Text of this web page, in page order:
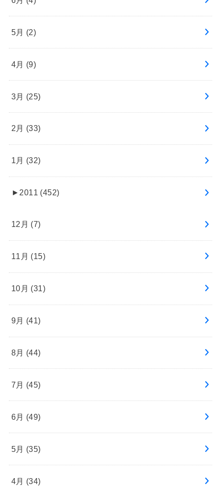
5月 (2)
4月 (9)
3月 (25)
2月 (33)
1月 (32)
► 2011 (452)
12月 (7)
11月 (15)
10月 (31)
9月 (41)
8月 (44)
7月 (45)
6月 (49)
5月 (35)
4月 (34)